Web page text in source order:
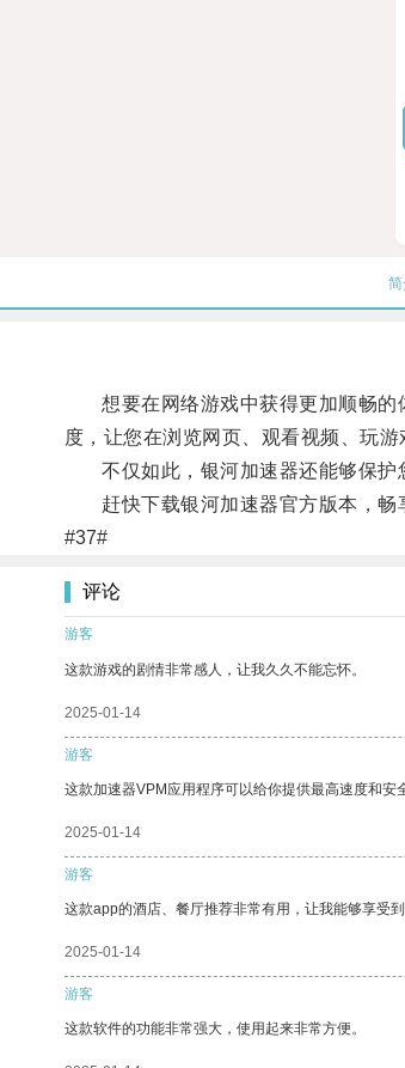
简
想要在网络游戏中获得更加顺畅的
度，让您在浏览网页、观看视频、玩
不仅如此，银河加速器还能够保护
赶快下载银河加速器官方版本，畅
#37#
评论
游客
这款游戏的剧情非常感人，让我久久不能忘怀。
2025-01-14
游客
这款加速器VPM应用程序可以给你提供最高速度和安
2025-01-14
游客
这款app的酒店、餐厅推荐非常有用，让我能够享受到
2025-01-14
游客
这款软件的功能非常强大，使用起来非常方便。